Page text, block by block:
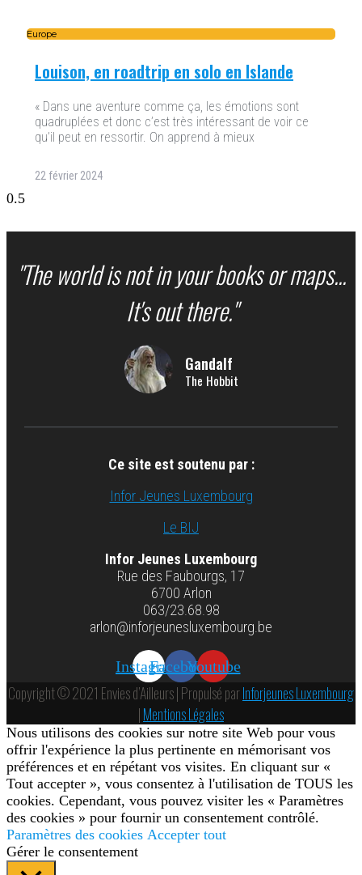
Europe
Louison, en roadtrip en solo en Islande
« Dans une aventure comme ça, les émotions sont
quadruplées et donc c’est très intéressant de voir ce
qu’il peut en ressortir. On apprend à mieux
22 février 2024
"The world is not in your books or maps...
It's out there."
Gandalf
The Hobbit
Ce site est soutenu par :
Infor Jeunes Luxembourg
Le BIJ
Infor Jeunes Luxembourg
Rue des Faubourgs, 17
6700 Arlon
063/23.68.98
arlon@inforjeunesluxembourg.be
InstagramFacebookYoutube
Copyright © 2021 Envies d’Ailleurs | Propulsé parInforjeunes Luxembourg
|Mentions Légales
Nous utilisons des cookies sur notre site Web pour vous
offrir l'expérience la plus pertinente en mémorisant vos
préférences et en répétant vos visites. En cliquant sur «
Tout accepter », vous consentez à l'utilisation de TOUS les
cookies. Cependant, vous pouvez visiter les « Paramètres
des cookies » pour fournir un consentement contrôlé.
Paramètres des cookies Accepter tout
Gérer le consentement